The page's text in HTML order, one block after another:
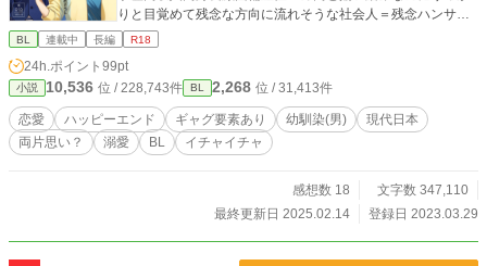
りと目覚めて残念な方向に流れそうな社会人＝残念ハンサム
(略して残サム)】×【口に出さない一見おとなしめな脳内うる
たり自身の知らない面に戸惑ったり流されたり･･･しながら、
イチャイチャエロエロエロエロエロエロしています。 ----------
---------- この作品はフィクションです。実在の人物や団体、場
所および作品等とは一切関係はありません。特に場所や物等
は似ていても架空現代日本とご理解くださいませ。 -------------
BL 連載中 長編 R18
24h.ポイント 99pt
小説 10,536 位 / 228,743件 BL 2,268 位 / 31,413件
恋愛 ハッピーエンド ギャグ要素あり 幼馴染(男)
現代日本
両片思い？
溺愛 BL イチャイチャ
感想数 18
文字数 347,110
最終更新日 2025.02.14
登録日 2023.03.29